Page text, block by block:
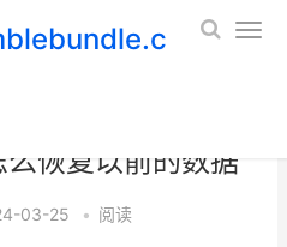
恢复以前的数据
03-25 • 阅读